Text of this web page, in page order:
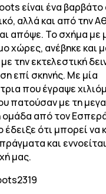
είναι ένα
αλλά και από την
απόψε. Το σχήμα με
χώρες, ανέβηκε και
την εκτελεστική
επί σκηνής. Με μία
που έγραψε
πατούσαν με τη
ομάδα από τον
ότι μπορεί να
και
μας.